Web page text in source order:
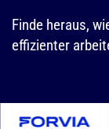
Finde heraus,
effizienter